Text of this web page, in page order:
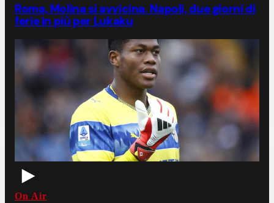
Roma, Molina si avvicina. Napoli, due giorni di
ferie in più per Lukaku
On Air